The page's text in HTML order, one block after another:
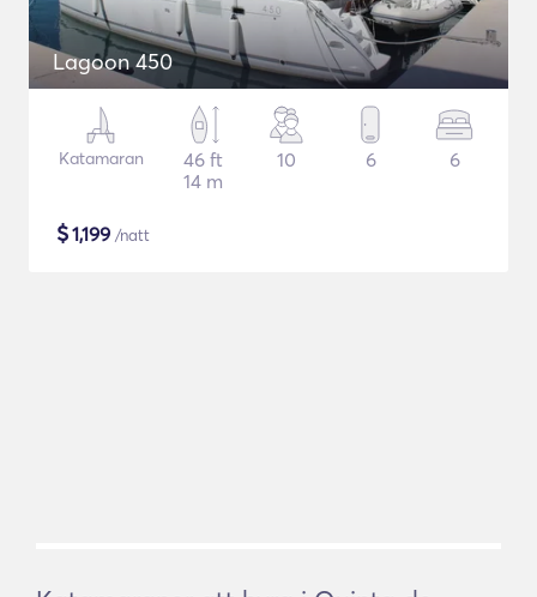
Lagoon 450
Katamaran
46 ft
14 m
10 6 6
$1,199 /natt